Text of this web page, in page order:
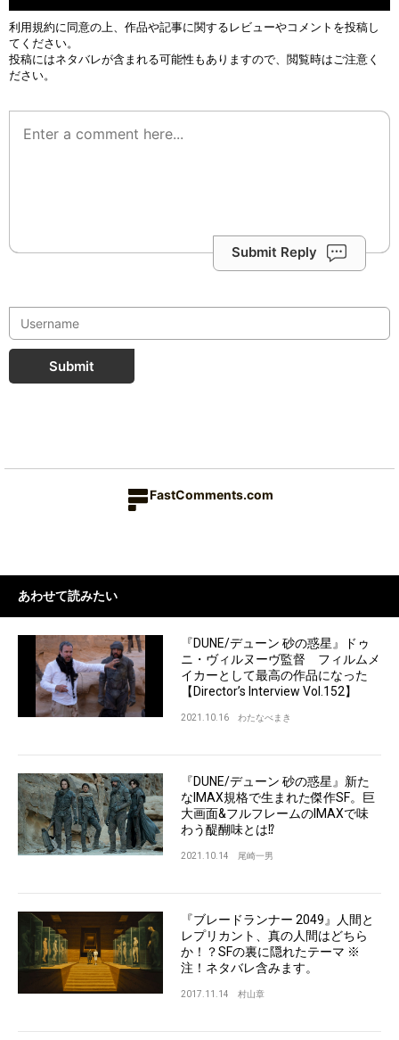
利用規約に同意の上、作品や記事に関するレビューやコメントを投稿し
てください。
投稿にはネタバレが含まれる可能性もありますので、閲覧時はご注意く
ださい。
Submit Reply
Submit
FastComments.com
あわせて読みたい
『DUNE/デューン 砂の惑星』ドゥ
ニ・ヴィルヌーヴ監督 フィルムメ
イカーとして最高の作品になった
【Director’s Interview Vol.152】
2021.10.16 わたなべまき
『DUNE/デューン 砂の惑星』新た
なIMAX規格で生まれた傑作SF。巨
大画面&フルフレームのIMAXで味
わう醍醐味とは⁉︎
2021.10.14 尾崎一男
『ブレードランナー 2049』人間と
レプリカント、真の人間はどちら
か！？SFの裏に隠れたテーマ ※
注！ネタバレ含みます。
2017.11.14 村山章